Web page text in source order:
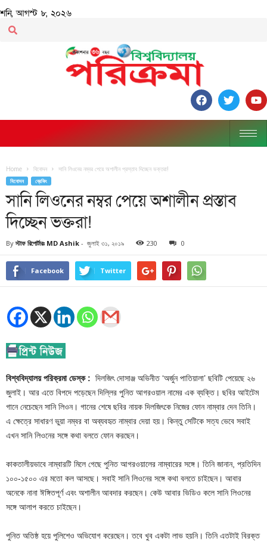
শনি, আগস্ট ৮, ২০২৬
Home বিনোদন সানি লিওনের নম্বর পেয়ে অশালীন প্রস্তাব দিচ্ছেন ভক্তরা!
বিনোদন ব্রেকিং
সানি লিওনের নম্বর পেয়ে অশালীন প্রস্তাব
দিচ্ছেন ভক্তরা!
By স্টাফ রিপোর্টারঃ MD Ashik - জুলাই ৩১, ২০১৯ 230 0
Facebook Twitter
বিশ্ববিদ্যালয় পরিক্রমা ডেস্ক : দিলজিৎ দোসাঞ্জ অভিনীত ‘অর্জুন পাতিয়ালা’ ছবিটি পেয়েছে ২৬
জুলাই। আর এতে বিপদে পড়েছেন দিল্লির পুনিত আগরওয়াল নামের এক ব্যক্তি। ছবির আইটেম
গানে নেচেছেন সানি লিওন। গানের শেষে ছবির নায়ক দিলজিৎকে নিজের ফোন নাম্বার দেন তিনি।
এ ক্ষেত্রে সাধারণ ভুয়া নম্বর বা অব্যবহৃত নাম্বার দেয়া হয়। কিন্তু সেটিকে সত্য ভেবে সবাই
এখন সানি লিওনের সঙ্গে কথা বলতে ফোন করছেন।
কাকতালীয়ভাবে নাম্বারটি মিলে গেছে পুনিত আগরওয়ালের নাম্বারের সঙ্গে। তিনি জানান, প্রতিদিন
১০০-১৫০০ এর মতো কল আসছে। সবাই সানি লিওনের সঙ্গে কথা বলতে চাইছেন। আবার
অনেকে নানা ঈঙ্গিতপূর্ণ এবং অশালীন আবদার করছেন। কেউ আবার ভিডিও কলে সানি লিওনের
সঙ্গে আলাপ করতে চাইছেন।
পুনিত অতিষ্ঠ হয়ে পুলিশেও অভিযোগ করেছেন। তবে খুব একটা লাভ হয়নি। তিনি এতটাই বিরক্ত